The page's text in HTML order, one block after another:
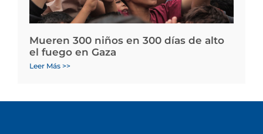
Mueren 300 niños en 300 días de alto
el fuego en Gaza
Leer Más >>